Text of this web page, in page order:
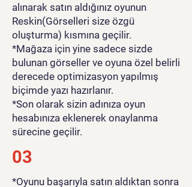
alınarak satın aldığınız oyunun
Reskin(Görselleri size özgü
oluşturma) kısmına geçilir.
*Mağaza için yine sadece sizde
bulunan görseller ve oyuna özel belirli
derecede optimizasyon yapılmış
biçimde yazı hazırlanır.
*Son olarak sizin adınıza oyun
hesabınıza eklenerek onaylanma
sürecine geçilir.
03
*Oyunu başarıyla satın aldıktan sonra